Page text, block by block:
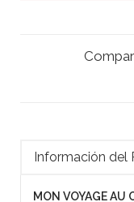
Información del
MON VOYAGE AU